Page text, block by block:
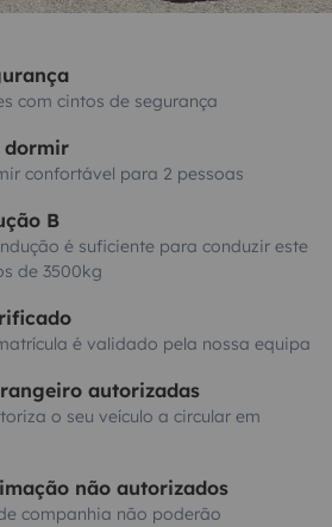
com cintos de segurança
dormir
confortável para 2 pessoas
B
é suficiente para conduzir este
de 3500kg
é validado pela nossa equipa
autorizadas
o seu veículo a circular em
não autorizados
companhia não poderão